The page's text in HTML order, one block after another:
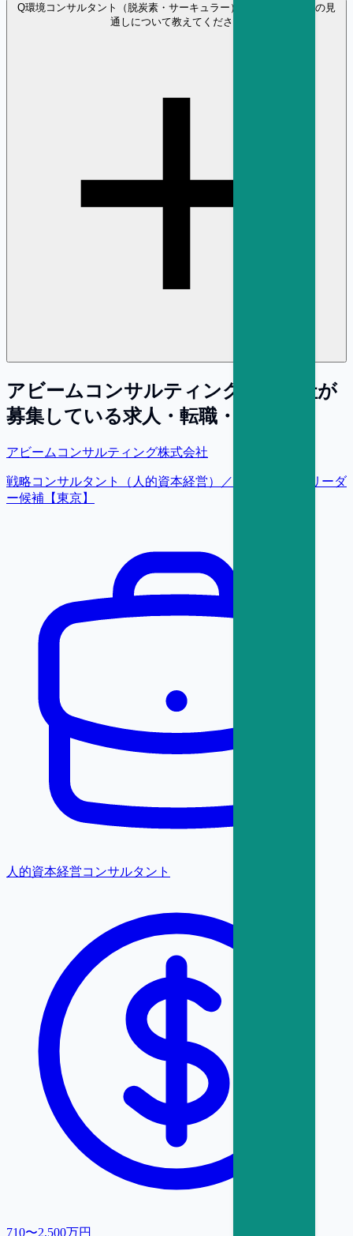
Q環境コンサルタント（脱炭素・サーキュラー） の将来性や年収の見
通しについて教えてください
アビームコンサルティング株式会社が
募集している求人・転職・採用情報
アビームコンサルティング株式会社
戦略コンサルタント（人的資本経営）／プロジェクトリーダ
ー候補【東京】
人的資本経営コンサルタント
710〜2,500万円